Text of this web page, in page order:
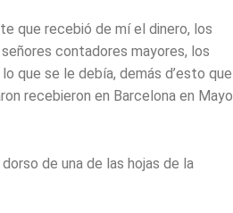
que recebió de mí el dinero, los
contadores mayores, los
que se le debía, demás d’esto que
recebieron en Barcelona en Mayo
de una de las hojas de la